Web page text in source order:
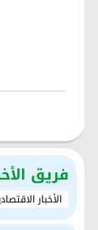
فريق
الأخبار